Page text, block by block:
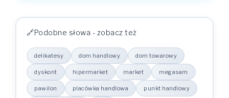
Podobne słowa - zobacz też
delikatesy dom handlowy dom towarowy
dyskont hipermarket market megasam
pawilon placówka handlowa punkt handlowy